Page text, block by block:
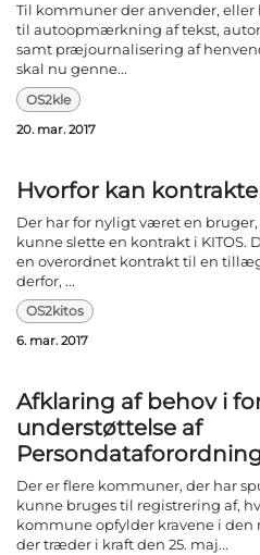
Til kommuner der anvender, eller
til autoopmærkning af tekst,
samt præjournalisering af
skal nu genne...
OS2kle
20. mar. 2017
Hvorfor kan
Der har for nyligt været en
kunne slette en kontrakt i KITOS.
en overordnet kontrakt til en
derfor, ...
OS2kitos
6. mar. 2017
Afklaring af behov i
understøttelse af
Der er flere kommuner, der har
kunne bruges til registrering af,
kommune opfylder kravene i den
der træder i kraft den 25. maj...